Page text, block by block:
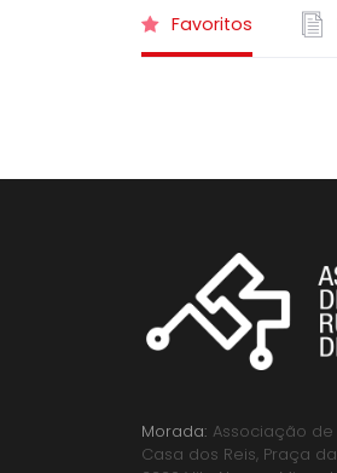
Favoritos
Morada: Associação de
Casa dos Reis, Praça